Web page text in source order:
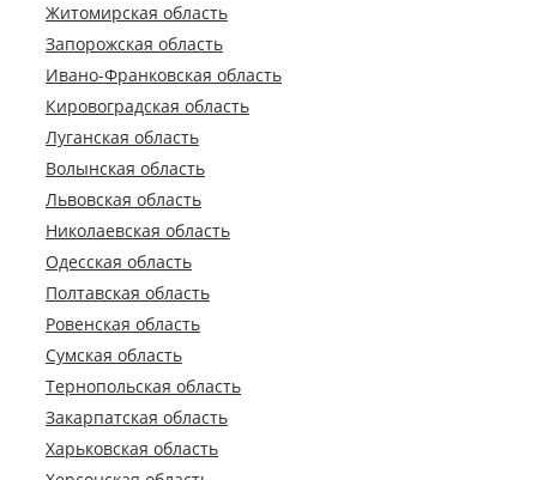
Житомирская область
Запорожская область
Ивано-Франковская область
Кировоградская область
Луганская область
Волынская область
Львовская область
Николаевская область
Одесская область
Полтавская область
Ровенская область
Сумская область
Тернопольская область
Закарпатская область
Харьковская область